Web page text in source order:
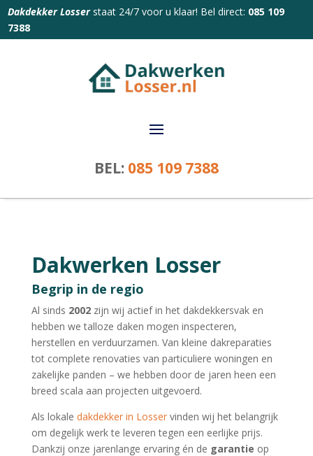
Dakdekker Losserstaat 24/7 voor u klaar! Bel direct: 085 109
7388
BEL: 085 109 7388
Dakwerken Losser
Begrip in de regio
Al sinds 2002zijn wij actief in het dakdekkersvak en
hebben we talloze daken mogen inspecteren,
herstellen en verduurzamen. Van kleine dakreparaties
tot complete renovaties van particuliere woningen en
zakelijke panden – we hebben door de jaren heen een
breed scala aan projecten uitgevoerd.
Als lokale dakdekker in Losservinden wij het belangrijk
om degelijk werk te leveren tegen een eerlijke prijs.
Dankzij onze jarenlange ervaring én de garantie op